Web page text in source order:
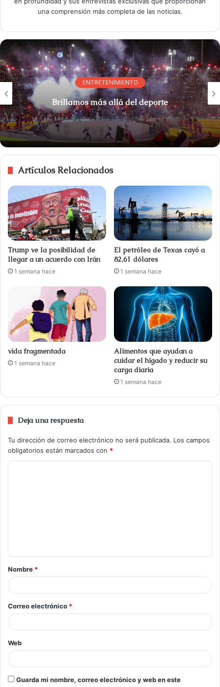
una comprensión más completa de las noticias.
ENTRETENIMIENTO
Brillamos más allá del deporte
Artículos Relacionados
Trump ve la posibilidad de
llegar a un acuerdo con Irán
1 semana hace
El petróleo de Texas cayó a
82,61 dólares
1 semana hace
vida fragmentada
1 semana hace
Alimentos que ayudan a
cuidar el hígado y reducir su
carga diaria
1 semana hace
Deja una respuesta
Tu dirección de correo electrónico no será publicada. Los campos
obligatorios están marcados con *
Nombre *
Correo electrónico *
Web
Guarda mi nombre, correo electrónico y web en este